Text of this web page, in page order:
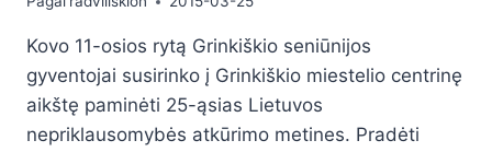
Kovo 11-osios rytą Grinkiškio seniūnijos
gyventojai susirinko į Grinkiškio miestelio centrinę
aikštę paminėti 25-ąsias Lietuvos
nepriklausomybės atkūrimo metines. Pradėti